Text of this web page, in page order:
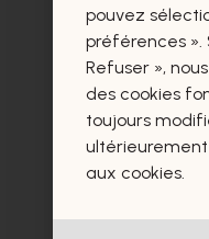
- 30%
pouvez
préférences ».
Refuser »,
des cookies
toujours
aux cookies.